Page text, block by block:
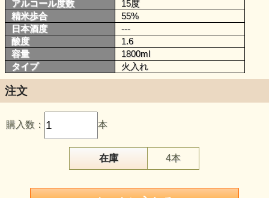
アルコール度数
15度
精米歩合
55%
日本酒度
---
酸度
1.6
容量
1800ml
タイプ
火入れ
注文
購入数： 本
在庫 4本